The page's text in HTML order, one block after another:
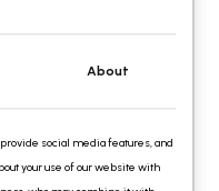
About
social media features, and
your use of our website with